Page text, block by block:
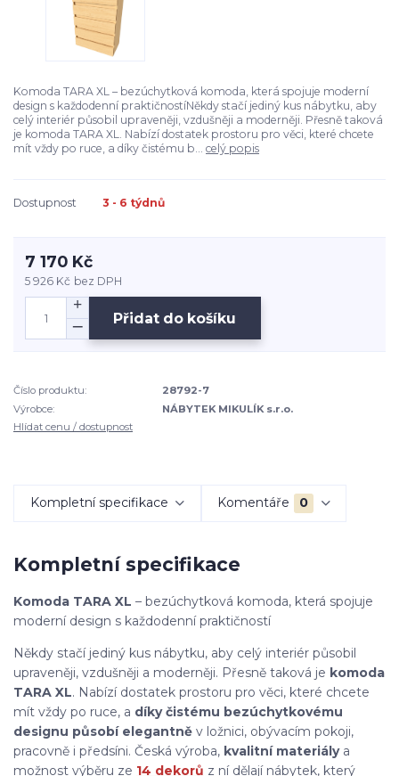
Komoda TARA XL – bezúchytková komoda, která spojuje moderní
design s každodenní praktičnostíNěkdy stačí jediný kus nábytku, aby
celý interiér působil upraveněji, vzdušněji a moderněji. Přesně taková
je komoda TARA XL. Nabízí dostatek prostoru pro věci, které chcete
mít vždy po ruce, a díky čistému b... celý popis
Dostupnost 3 - 6 týdnů
7 170 Kč
5 926 Kč bez DPH
Přidat do košíku
Číslo produktu:
28792-7
Výrobce:
NÁBYTEK MIKULÍK s.r.o.
Hlídat cenu / dostupnost
Kompletní specifikace Komentáře 0
Kompletní specifikace
Komoda TARA XL – bezúchytková komoda, která spojuje
moderní design s každodenní praktičností
Někdy stačí jediný kus nábytku, aby celý interiér působil
upraveněji, vzdušněji a moderněji. Přesně taková je komoda
TARA XL. Nabízí dostatek prostoru pro věci, které chcete
mít vždy po ruce, a díky čistému bezúchytkovému
designu působí elegantně v ložnici, obývacím pokoji,
pracovně i předsíni. Česká výroba, kvalitní materiálya
možnost výběru ze 14 dekorů z ní dělají nábytek, který